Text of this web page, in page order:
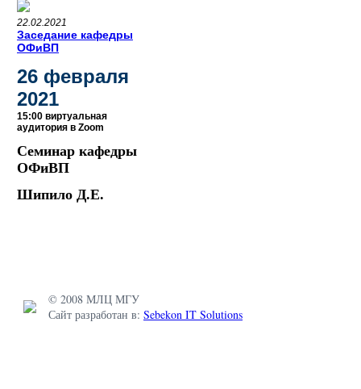
22.02.2021
Заседание кафедры
ОФиВП
26 февраля
2021
15:00 виртуальная
аудитория в Zoom
Семинар кафедры
ОФиВП
Шипило Д.Е.
© 2008 МЛЦ МГУ
Сайт разработан в: Sebekon IT Solutions